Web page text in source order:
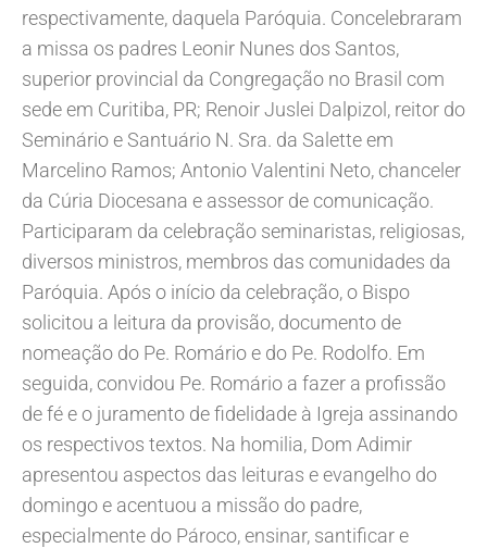
respectivamente, daquela Paróquia. Concelebraram
a missa os padres Leonir Nunes dos Santos,
superior provincial da Congregação no Brasil com
sede em Curitiba, PR; Renoir Juslei Dalpizol, reitor do
Seminário e Santuário N. Sra. da Salette em
Marcelino Ramos; Antonio Valentini Neto, chanceler
da Cúria Diocesana e assessor de comunicação.
Participaram da celebração seminaristas, religiosas,
diversos ministros, membros das comunidades da
Paróquia. Após o início da celebração, o Bispo
solicitou a leitura da provisão, documento de
nomeação do Pe. Romário e do Pe. Rodolfo. Em
seguida, convidou Pe. Romário a fazer a profissão
de fé e o juramento de fidelidade à Igreja assinando
os respectivos textos. Na homilia, Dom Adimir
apresentou aspectos das leituras e evangelho do
domingo e acentuou a missão do padre,
especialmente do Pároco, ensinar, santificar e